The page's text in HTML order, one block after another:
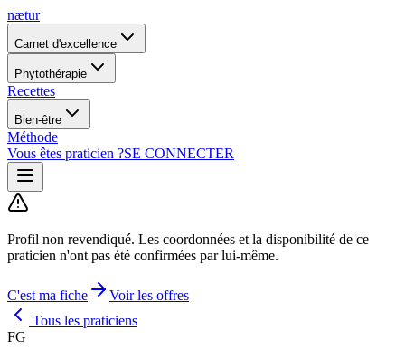
nætur
Carnet d'excellence
Phytothérapie
Recettes
Bien-être
Méthode
Vous êtes praticien ?SE CONNECTER
Profil non revendiqué. Les coordonnées et la disponibilité de ce
praticien n'ont pas été confirmées par lui-même.
C'est ma fiche
Voir les offres
Tous les praticiens
FG